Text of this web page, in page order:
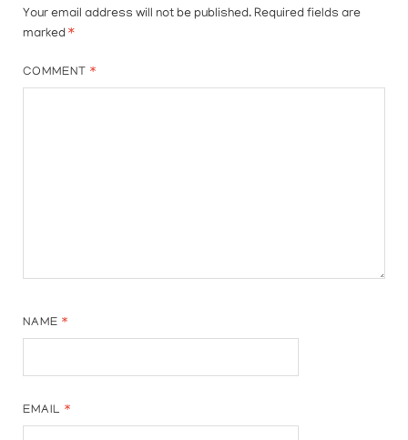
Your email address will not be published. Required fields are
marked *
COMMENT*
NAME*
EMAIL*